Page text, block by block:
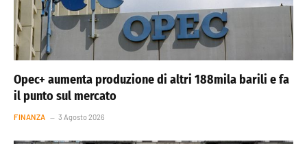
Opec+ aumenta produzione di altri 188mila barili e fa
il punto sul mercato
FINANZA 3 Agosto 2026